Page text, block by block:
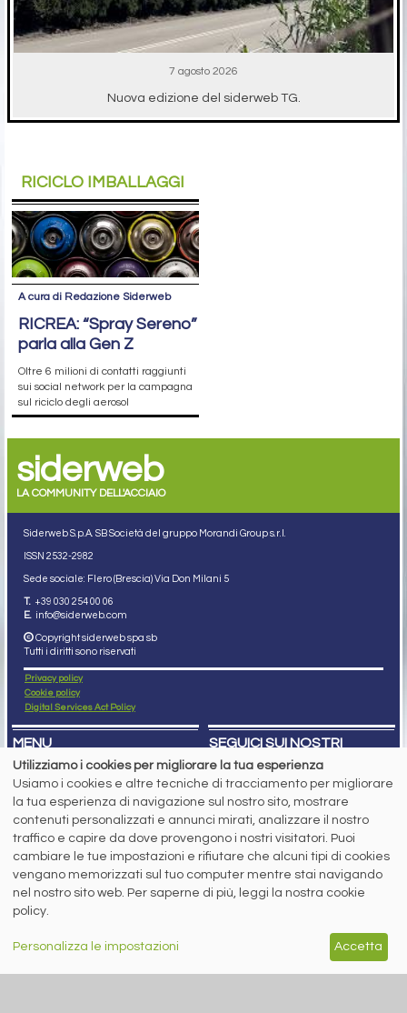
7 agosto 2026
Nuova edizione del siderweb TG.
RICICLO IMBALLAGGI
A cura di Redazione Siderweb
RICREA: “Spray Sereno”
parla alla Gen Z
Oltre 6 milioni di contatti raggiunti
sui social network per la campagna
sul riciclo degli aerosol
siderweb
LA COMMUNITY DELL'ACCIAIO
Siderweb S.p.A. SB Società del gruppo Morandi Group s.r.l.
ISSN 2532-2982
Sede sociale: Flero (Brescia) Via Don Milani 5
T. +39 030 254 00 06
E. info@siderweb.com
Copyright siderweb spa sb
Tutti i diritti sono riservati
Privacy policy
Cookie policy
Digital Services Act Policy
MENU
NEWS
PREZZI ITALIA
MERCATI
ABBONAMENTI
MADE IN STEEL
NEWSLETTER
SEGUICI SUI NOSTRI
SOCIAL NETWORK
Capitale Sociale: 190.000€ interamente versato
Registro delle Imprese di Brescia
Codice Fiscale e Partita I.V.A.:
www.siderweb.com: Autorizzazione del Tribunale di Brescia n. 11/2004 del 17
marzo 2004, Iscrizione al R.O.C. n. 26116.
Utilizziamo i cookies per migliorare la tua esperienza
Usiamo i cookies e altre tecniche di tracciamento per migliorare
la tua esperienza di navigazione sul nostro sito, mostrare
contenuti personalizzati e annunci mirati, analizzare il nostro
traffico e capire da dove provengono i nostri visitatori. Puoi
cambiare le tue impostazioni e rifiutare che alcuni tipi di cookies
vengano memorizzati sul tuo computer mentre stai navigando
nel nostro sito web. Per saperne di più, leggi la nostra cookie
policy.
Personalizza le impostazioni Accetta